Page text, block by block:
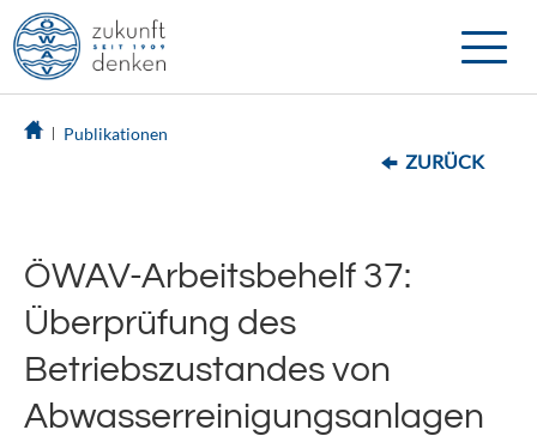
Toggle
Publikationen
ZURÜCK
ÖWAV-Arbeitsbehelf 37:
Überprüfung des
Betriebszustandes von
Abwasserreinigungsanlagen